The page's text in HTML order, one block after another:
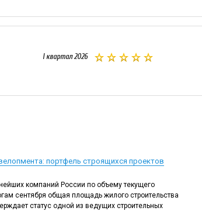
I квартал 2026
портфель строящихся проектов
компаний России по объему текущего
сентября общая площадь жилого строительства
статус одной из ведущих строительных